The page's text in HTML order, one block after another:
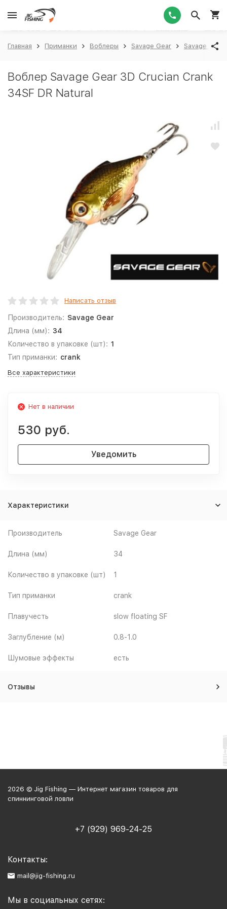
Главная Приманки Воблеры Savage Gear Savage Gear
Воблер Savage Gear 3D Crucian Crank
34SF DR Natural
Написать отзыв
Производитель: Savage Gear
Длина (мм): 34
Количество в упаковке (шт): 1
Тип приманки: crank
Все характеристики
Нет в наличии
530 руб.
Уведомить
Характеристики
Производитель Savage Gear
Длина (мм) 34
Количество в упаковке (шт) 1
Тип приманки crank
Плавучесть slow floating SF
Заглубление (м) 0.8-1.0
Шумовые эффекты есть
Отзывы
2026 © Jig Fishing — Интернет магазин товаров для
спиннинговой ловли
+7 (929) 969-24-25
Контакты:
mail@jig-fishing.ru
Мы в социальных сетях: